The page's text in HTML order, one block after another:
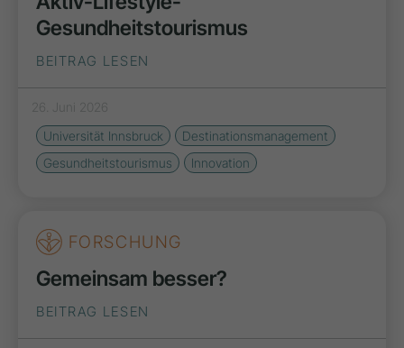
Gesundheitstourismus
BEITRAG LESEN
26. Juni 2026
Universität Innsbruck
Destinationsmanagement
Gesundheitstourismus
Innovation
FORSCHUNG
Gemeinsam besser?
BEITRAG LESEN